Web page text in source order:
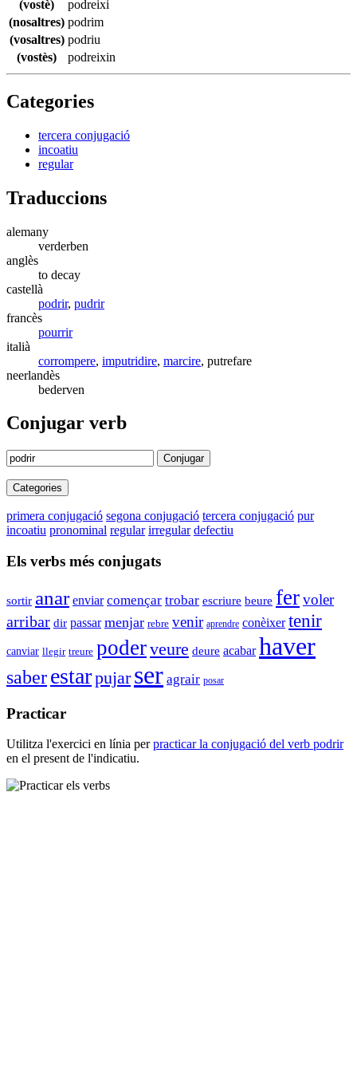
(vostè)
podreixi
(nosaltres) podrim
(vosaltres) podriu
(vostès)
podreixin
Categories
tercera conjugació
incoatiu
regular
Traduccions
alemany
verderben
anglès
to decay
castellà
podrir, pudrir
francès
pourrir
italià
corrompere, imputridire, marcire, putrefare
neerlandès
bederven
Conjugar verb
Conjugar
Categories
primera conjugació segona conjugació tercera conjugació pur
incoatiu pronominal regular irregular defectiu
Els verbs més conjugats
sortir anar enviar començar trobar escriure beure fervoler
arribar dir passar menjar rebre venir aprendre conèixer tenir
canviar llegir treure poderveure deure acabar haver
saberestarpujar ser agrair posar
Practicar
Utilitza l'exercici en línia perpracticar la conjugació del verb podrir
en el present de l'indicatiu.